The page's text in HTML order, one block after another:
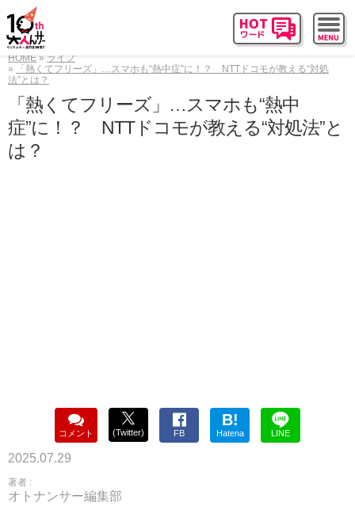
HOME
ライフ
「熱くてフリーズ」…スマホも“熱中症”に！？ NTTドコモが教える“対処
法”とは？
「熱くてフリーズ」…スマホも“熱中
症”に！？ NTTドコモが教える“対処法”と
は？
コメント (Twitter) FB
B!
Hatena LINE
2025.07.29
著者 :
オトナンサー編集部